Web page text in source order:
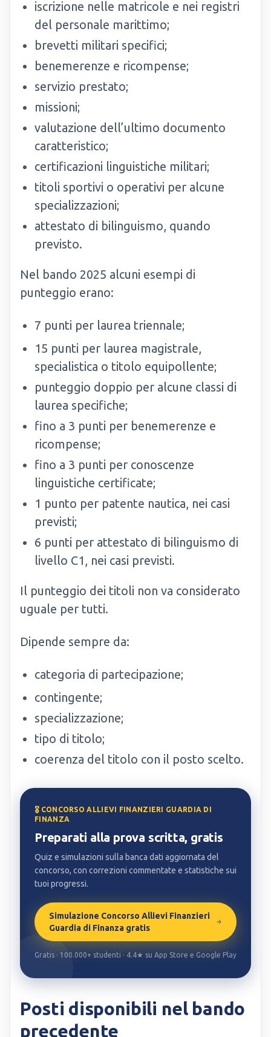
iscrizione nelle matricole e nei registri
del personale marittimo;
brevetti militari specifici;
benemerenze e ricompense;
servizio prestato;
missioni;
valutazione dell’ultimo documento
caratteristico;
certificazioni linguistiche militari;
titoli sportivi o operativi per alcune
specializzazioni;
attestato di bilinguismo, quando
previsto.
Nel bando 2025 alcuni esempi di
punteggio erano:
7 punti per laurea triennale;
15 punti per laurea magistrale,
specialistica o titolo equipollente;
punteggio doppio per alcune classi di
laurea specifiche;
fino a 3 punti per benemerenze e
ricompense;
fino a 3 punti per conoscenze
linguistiche certificate;
1 punto per patente nautica, nei casi
previsti;
6 punti per attestato di bilinguismo di
livello C1, nei casi previsti.
Il punteggio dei titoli non va considerato
uguale per tutti.
Dipende sempre da:
categoria di partecipazione;
contingente;
specializzazione;
tipo di titolo;
coerenza del titolo con il posto scelto.
🎖️ CONCORSO ALLIEVI FINANZIERI GUARDIA DI
FINANZA
Preparati alla prova scritta, gratis
Quiz e simulazioni sulla banca dati aggiornata del
concorso, con correzioni commentate e statistiche sui
tuoi progressi.
Simulazione Concorso Allievi Finanzieri
Guardia di Finanza gratis
Gratis · 100.000+ studenti · 4.4★ su App Store e Google Play
Posti disponibili nel bando
precedente